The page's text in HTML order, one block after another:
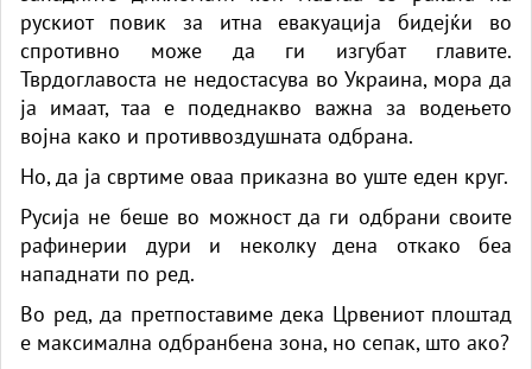
рускиот повик за итна евакуација бидејќи во
спротивно може да ги изгубат главите.
Тврдоглавоста не недостасува во Украина, мора да
ја имаат, таа е подеднакво важна за водењето
војна како и противвоздушната одбрана.
Но, да ја свртиме оваа приказна во уште еден круг.
Русија не беше во можност да ги одбрани своите
рафинерии дури и неколку дена откако беа
нападнати по ред.
Во ред, да претпоставиме дека Црвениот плоштад
е максимална одбранбена зона, но сепак, што ако?